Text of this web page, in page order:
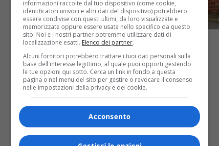
Attualità1 anno fa
Apre il supermercato Tigros a
Mercoledì l'inaugurazione. E’ il 24esimo punto
informazioni raccolte dal tuo dispositivo (come cookie,
identificatori univoci e altri dati del dispositivo) potrebbero
essere condivise con questi ultimi, da loro visualizzate e
memorizzate oppure essere usate nello specifico da questo
sito. Noi e i nostri partner potremmo utilizzare dati di
localizzazione esatti. Elenco dei partner.
Alcuni fornitori potrebbero trattare i tuoi dati personali sulla
base dell'interesse legittimo, al quale puoi opporti gestendo
le tue opzioni qui sotto. Cerca un link in fondo a questa
pagina o nel menu del sito per gestire o revocare il consenso
nelle impostazioni della privacy e dei cookie.
Acconsento